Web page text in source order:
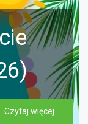
Czytaj więcej